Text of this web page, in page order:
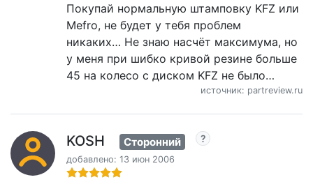
Покупай нормальную штамповку KFZ или
Mefro, не будет у тебя проблем
никаких… Не знаю насчёт максимума, но
у меня при шибко кривой резине больше
45 на колесо с диском KFZ не было…
источник: partreview.ru
KOSH Сторонний
добавлено: 13 июн 2006